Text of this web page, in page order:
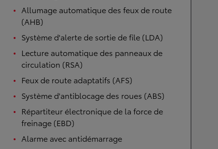
Allumage automatique des feux de route
(AHB)
Système d'alerte de sortie de file (LDA)
Lecture automatique des panneaux de
circulation (RSA)
Feux de route adaptatifs (AFS)
Système d'antiblocage des roues (ABS)
Répartiteur électronique de la force de
freinage (EBD)
Alarme avec antidémarrage